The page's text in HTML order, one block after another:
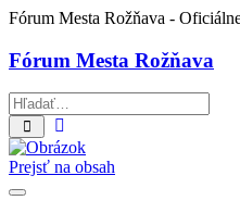
Fórum Mesta Rožňava -
Fórum Mesta Rožňava
vyhľadávanie
Prejsť na obsah